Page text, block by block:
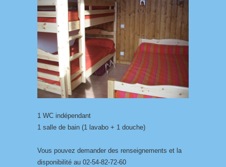
1 WC indépendant
1 salle de bain (1 lavabo + 1 douche)
Vous pouvez demander des renseignements et la
disponibilité au 02-54-82-72-60